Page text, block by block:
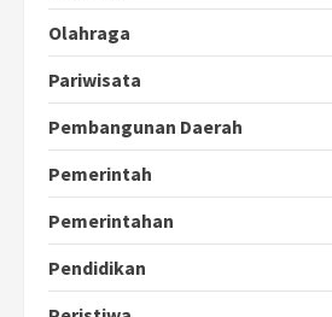
Olahraga
Pariwisata
Pembangunan Daerah
Pemerintah
Pemerintahan
Pendidikan